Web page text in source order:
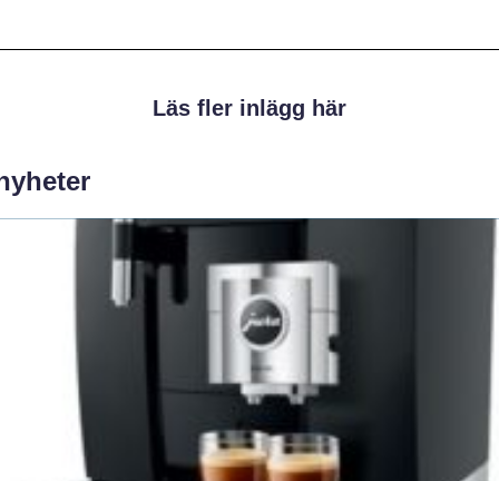
Läs fler inlägg här